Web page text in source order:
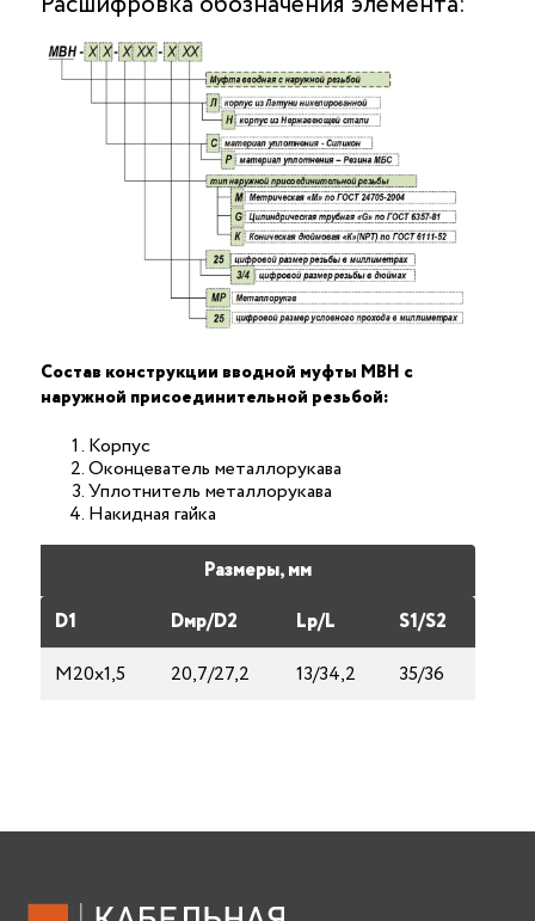
Состав конструкции вводной муфты МВН с
наружной присоединительной резьбой:
Корпус
Оконцеватель металлорукава
Уплотнитель металлорукава
Накидная гайка
Размеры, мм
D1
Dмp/D2 Lp/L
S1/S2
М20х1,5
20,7/27,2 13/34,2 35/36